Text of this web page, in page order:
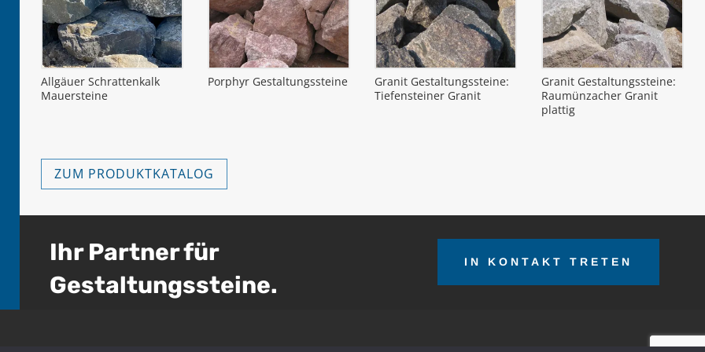
Allgäuer Schrattenkalk
Mauersteine
Porphyr Gestaltungssteine
Granit Gestaltungssteine:
Tiefensteiner Granit
Granit Gestaltungssteine:
Raumünzacher Granit
plattig
ZUM PRODUKTKATALOG
Ihr Partner für
Gestaltungssteine.
IN KONTAKT TRETEN